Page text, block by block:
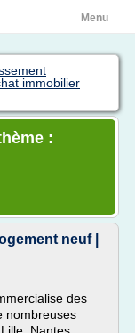
Menu
immobilier
:
neuf |
des
nombreuses